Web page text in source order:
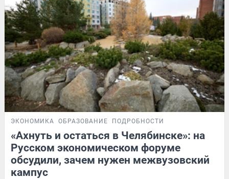
ЭКОНОМИКА ОБРАЗОВАНИЕ ПОДРОБНОСТИ
«Ахнуть и остаться в Челябинске»: на
Русском экономическом форуме
обсудили, зачем нужен межвузовский
кампус